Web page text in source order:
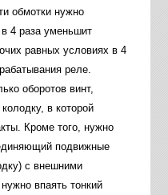
обмотки нужно
4 раза уменьшит
равных условиях в 4
реле.
оборотов винт,
в которой
Кроме того, нужно
подвижные
с внешними
впаять тонкий